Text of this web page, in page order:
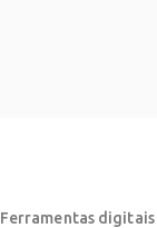
Ferramentas digitais